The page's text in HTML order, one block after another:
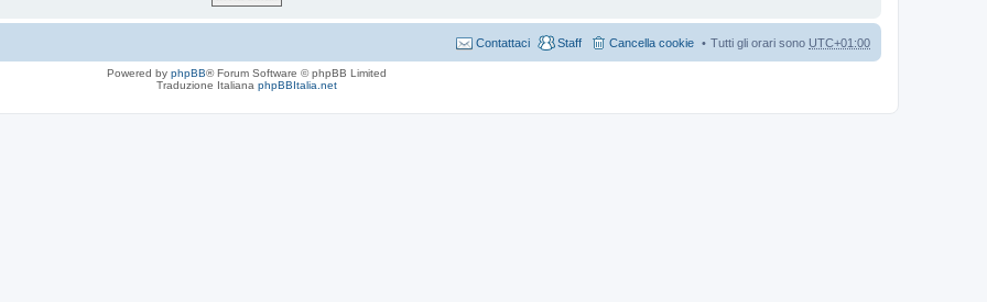
Tutti gli orari sono UTC+01:00
Cancella cookie
Staff
Contattaci
Powered by phpBB® Forum Software © phpBB Limited
Traduzione Italiana phpBBItalia.net